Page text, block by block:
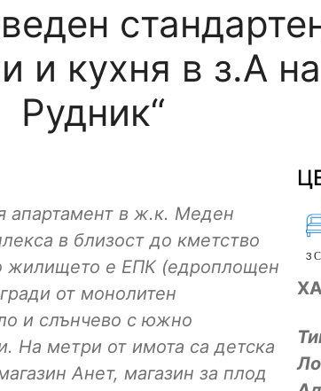
и кухня в з.А
Рудник“
апартамент в ж.к. Меден
в близост до кметство
жилището е ЕПК (едроплощен
от монолитен
и слънчево с южно
На метри от имота са детска
Анет, магазин за плод
3